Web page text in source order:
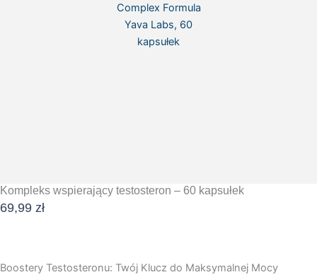
Kompleks wspierający testosteron – 60 kapsułek
69,99 zł
Boostery Testosteronu: Twój Klucz do Maksymalnej Mocy